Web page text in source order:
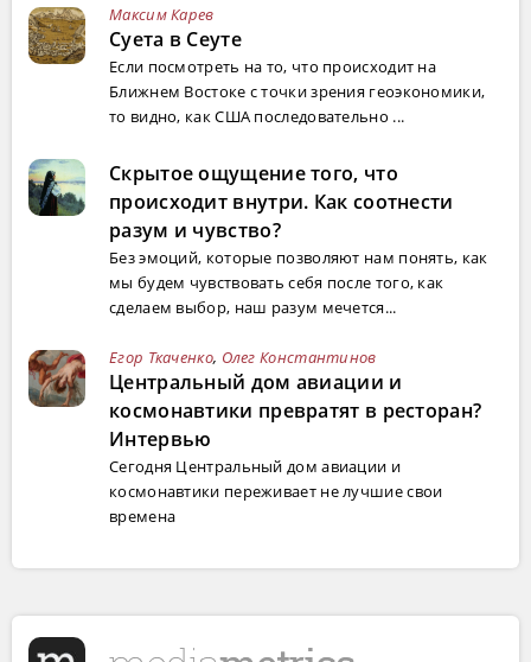
Максим Карев
Суета в Сеуте
Если посмотреть на то, что происходит на
Ближнем Востоке с точки зрения геоэкономики,
то видно, как США последовательно ...
Скрытое ощущение того, что
происходит внутри. Как соотнести
разум и чувство?
Без эмоций, которые позволяют нам понять, как
мы будем чувствовать себя после того, как
сделаем выбор, наш разум мечется...
Егор Ткаченко, Олег Константинов
Центральный дом авиации и
космонавтики превратят в ресторан?
Интервью
Сегодня Центральный дом авиации и
космонавтики переживает не лучшие свои
времена